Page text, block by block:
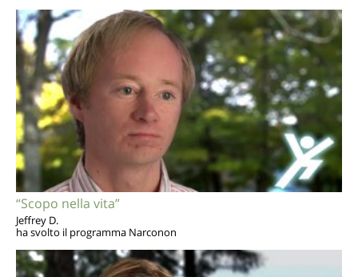
“Scopo nella vita”
Jeffrey D.
ha svolto il programma Narconon